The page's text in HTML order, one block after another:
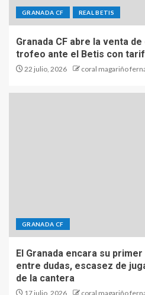
GRANADA CF REAL BETIS
Granada CF abre la venta
trofeo ante el Betis con
22 julio, 2026 coral magariño
GRANADA CF
El Granada encara su
entre dudas, escasez de
de la cantera
17 julio, 2026 coral magariño